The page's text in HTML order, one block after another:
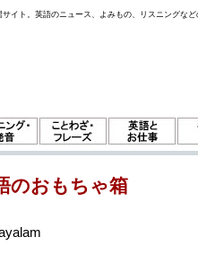
イト。英語のニュース、よみもの、リスニングな
のおもちゃ箱